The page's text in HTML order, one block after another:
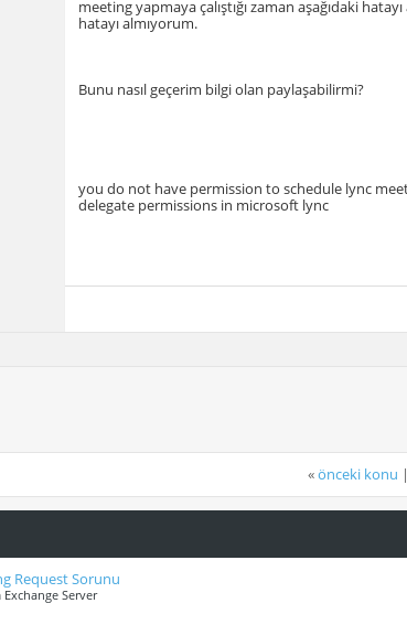
meeting yapmaya çalıştığı zaman aşağıdaki
hatayı almıyorum.
Bunu nasıl geçerim bilgi olan paylaşabilirmi?
you do not have permission to schedule lync
delegate permissions in microsoft lync
«önceki konu |
Request Sorunu
Server